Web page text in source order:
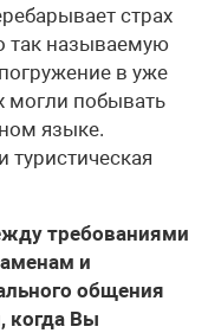
страх
так называемую
в уже
могли побывать
языке.
туристическая
требованиями
и
общения
когда Вы